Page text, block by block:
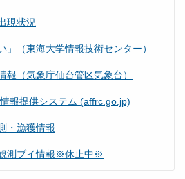
現状況
」（東海大学情報技術センター）
報（気象庁仙台管区気象台）
報提供システム (affrc.go.jp)
・漁獲情報
測ブイ情報※休止中※